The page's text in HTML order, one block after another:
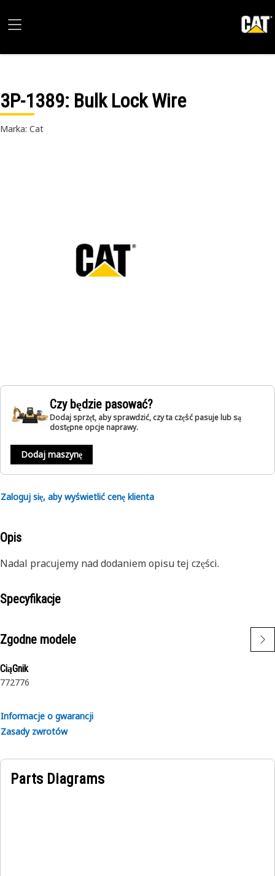
3P-1389: Bulk Lock Wire
Marka: Cat
Czy będzie pasować?
Dodaj sprzęt, aby sprawdzić, czy ta część pasuje lub są
dostępne opcje naprawy.
Dodaj maszynę
Zaloguj się, aby wyświetlić cenę klienta
Opis
Nadal pracujemy nad dodaniem opisu tej części.
Specyfikacje
Zgodne modele
CiąGnik
772776
Informacje o gwarancji
Zasady zwrotów
Parts Diagrams